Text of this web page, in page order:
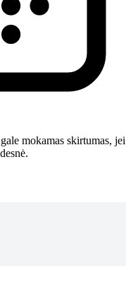
mokamas skirtumas, jei